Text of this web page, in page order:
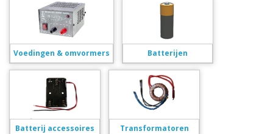
Voedingen & omvormers Batterijen
Batterij accessoires Transformatoren